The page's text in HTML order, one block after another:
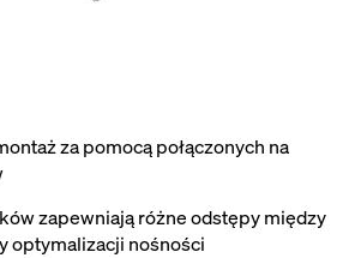
za pomocą połączonych na
zapewniają różne odstępy między
optymalizacji nośności